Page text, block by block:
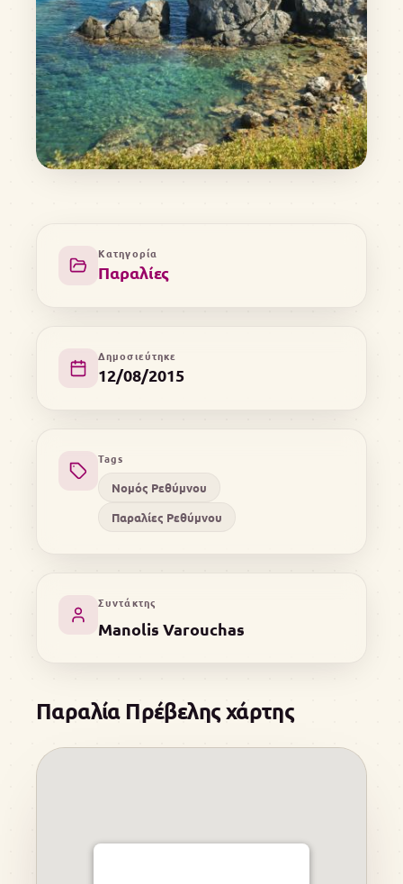
Κατηγορία
Παραλίες
Δημοσιεύτηκε
12/08/2015
Tags
Νομός Ρεθύμνου
Παραλίες Ρεθύμνου
Συντάκτης
Manolis Varouchas
Παραλία Πρέβελης χάρτης